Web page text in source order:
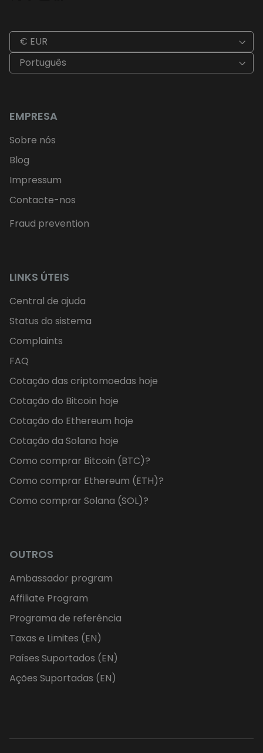
€ EUR
Português
EMPRESA
Sobre nós
Blog
Impressum
Contacte-nos
Fraud prevention
LINKS ÚTEIS
Central de ajuda
Status do sistema
Complaints
FAQ
Cotação das criptomoedas hoje
Cotação do Bitcoin hoje
Cotação do Ethereum hoje
Cotação da Solana hoje
Como comprar Bitcoin (BTC)?
Como comprar Ethereum (ETH)?
Como comprar Solana (SOL)?
OUTROS
Ambassador program
Affiliate Program
Programa de referência
Taxas e Limites (EN)
Países Suportados (EN)
Ações Suportadas (EN)